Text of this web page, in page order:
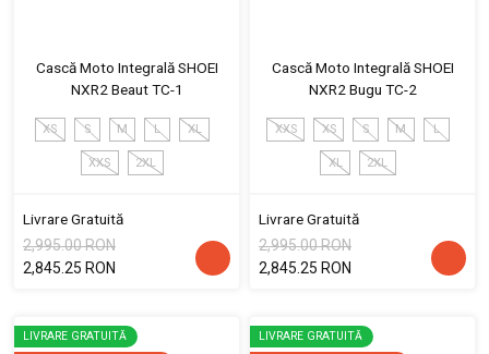
Cască Moto Integrală SHOEI
NXR2 Beaut TC-1
XS S M L XL
XXS 2XL
Livrare Gratuită
2,995.00 RON
2,845.25 RON
Cască Moto Integrală SHOEI
NXR2 Bugu TC-2
XXS XS S M L
XL 2XL
Livrare Gratuită
2,995.00 RON
2,845.25 RON
LIVRARE GRATUITĂ
LIVRARE GRATUITĂ